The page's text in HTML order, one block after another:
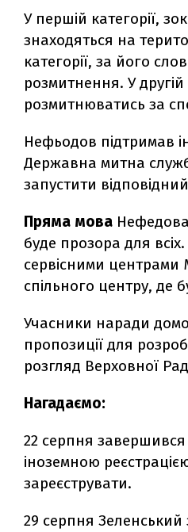
У першій категорії,
знаходяться на
категорії, за його
розмитнення. У другій
розмитнюватись за
Нефьодов підтримав
Державна митна
запустити
Пряма мова
буде прозора для
сервісними центрами
спільного центру, де
Учасники наради
пропозиції для
розгляд Верховної
Нагадаємо:
22 серпня
іноземною
зареєструвати.
29 серпня